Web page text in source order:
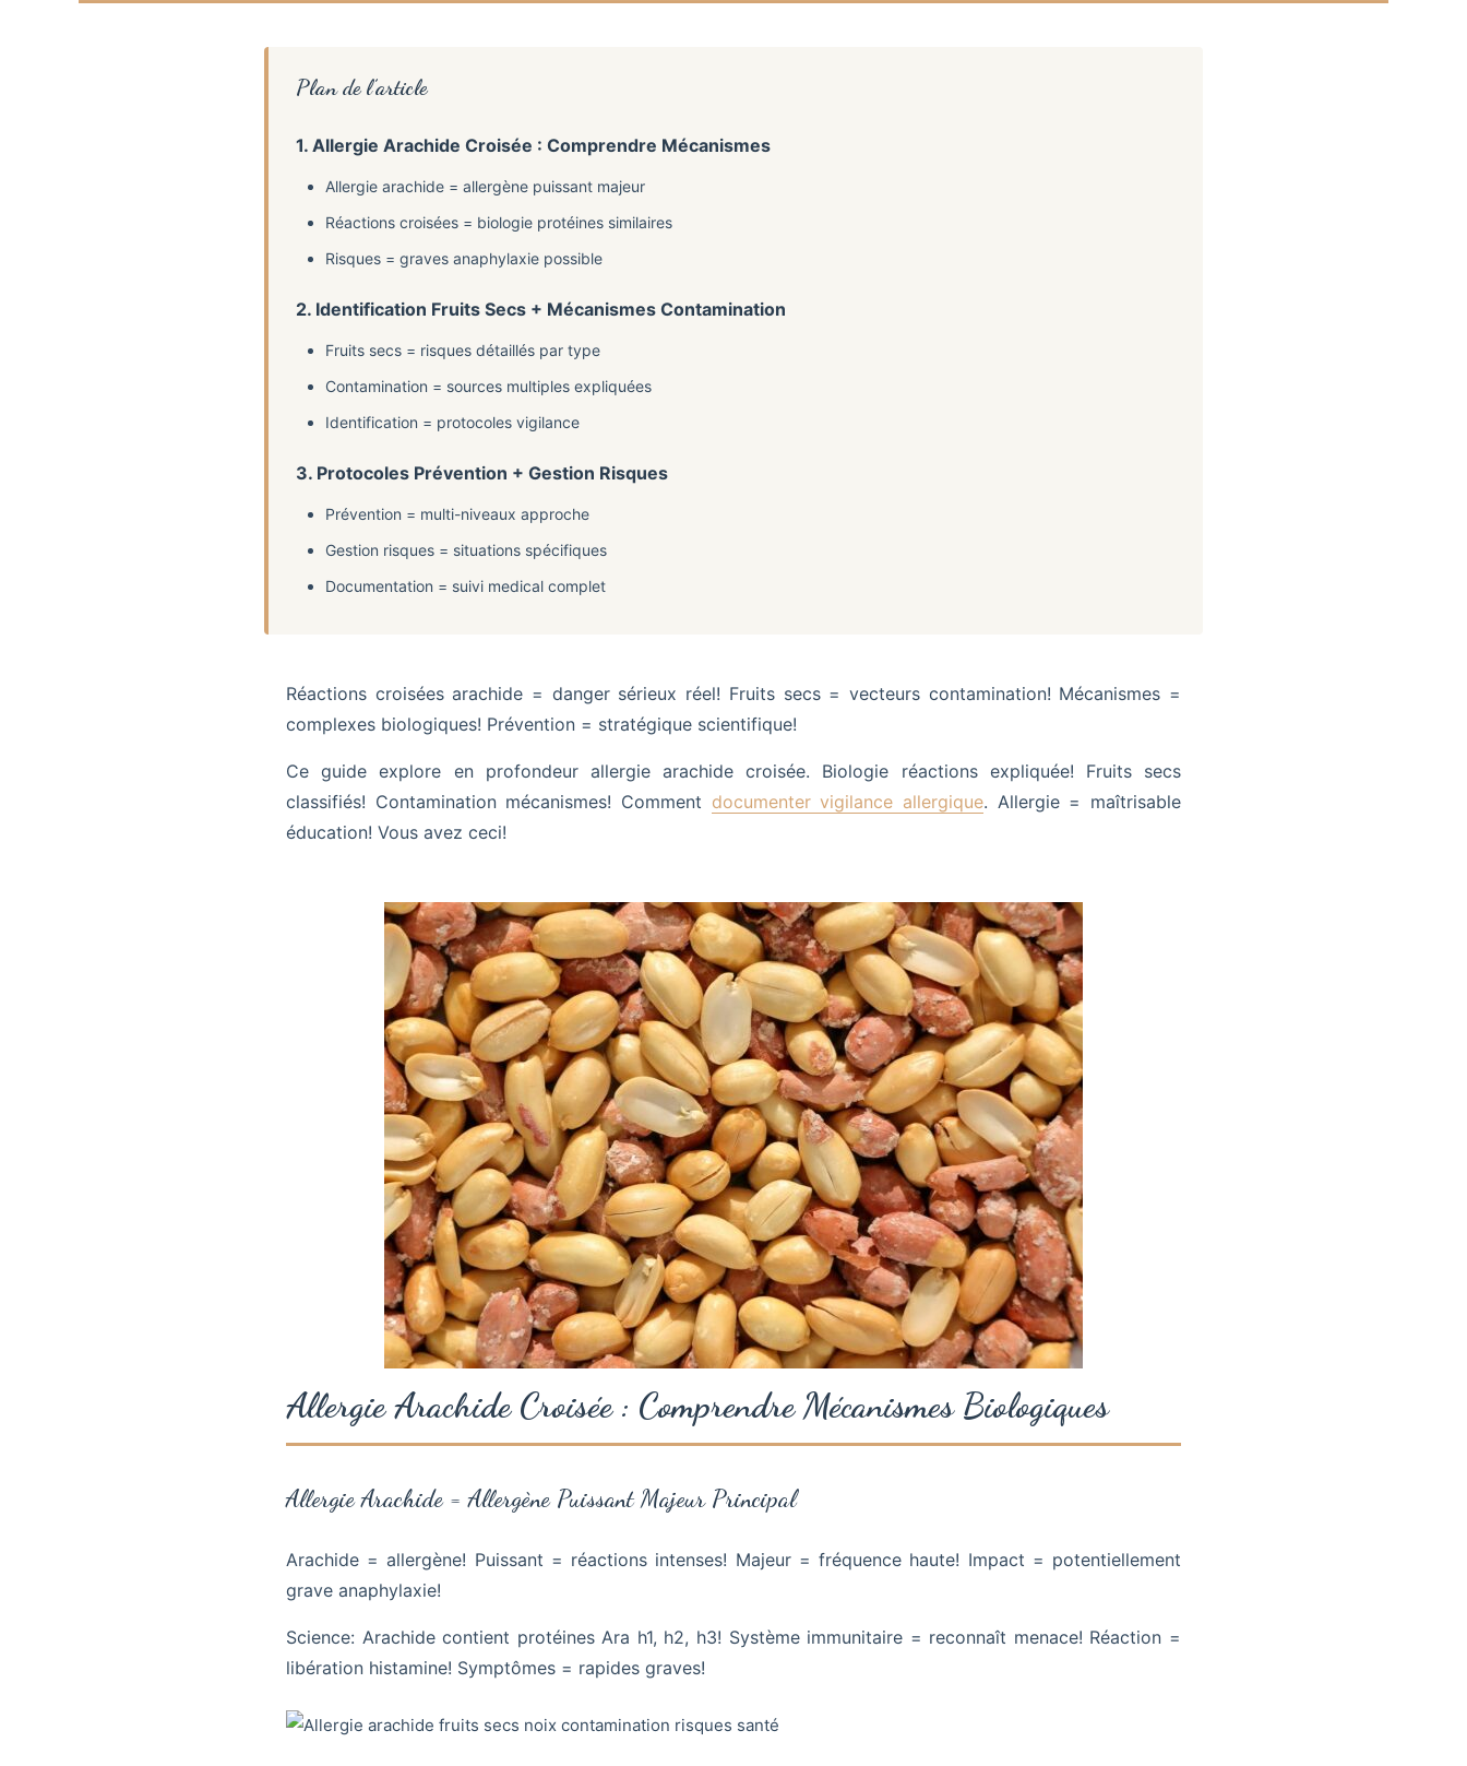
Plan de l’article
1. Allergie Arachide Croisée : Comprendre Mécanismes
Allergie arachide = allergène puissant majeur
Réactions croisées = biologie protéines similaires
Risques = graves anaphylaxie possible
2. Identification Fruits Secs + Mécanismes Contamination
Fruits secs = risques détaillés par type
Contamination = sources multiples expliquées
Identification = protocoles vigilance
3. Protocoles Prévention + Gestion Risques
Prévention = multi-niveaux approche
Gestion risques = situations spécifiques
Documentation = suivi medical complet
Réactions croisées arachide = danger sérieux réel! Fruits secs = vecteurs contamination! Mécanismes =
complexes biologiques! Prévention = stratégique scientifique!
Ce guide explore en profondeur allergie arachide croisée. Biologie réactions expliquée! Fruits secs
classifiés! Contamination mécanismes! Comment documenter vigilance allergique. Allergie = maîtrisable
éducation! Vous avez ceci!
Allergie Arachide Croisée : Comprendre Mécanismes Biologiques
Allergie Arachide = Allergène Puissant Majeur Principal
Arachide = allergène! Puissant = réactions intenses! Majeur = fréquence haute! Impact = potentiellement
grave anaphylaxie!
Science: Arachide contient protéines Ara h1, h2, h3! Système immunitaire = reconnaît menace! Réaction =
libération histamine! Symptômes = rapides graves!